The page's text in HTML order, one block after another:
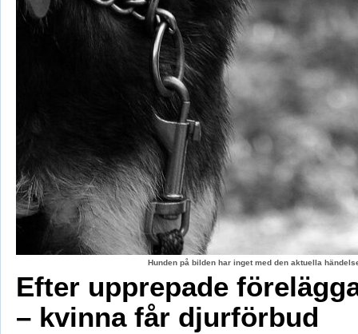
Hunden på bilden har inget med den aktuella
Efter upprepade
– kvinna får djurförbud